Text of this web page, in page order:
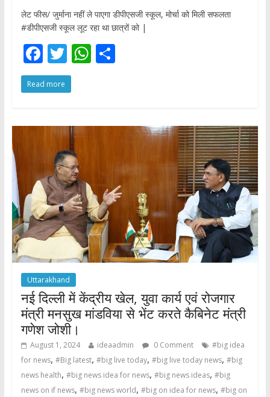
लेट फीस/ जुर्माना नहीं ले पाएगा डीपीएसजी स्कूल, मोर्चा को मिली सफलता
#डीपीएसजी स्कूल लूट रहा था छात्रों को |
F
ac
e
o
k
T
w
itt
W
A
p
S
Read more
Uttarakhand
नई दिल्ली में केंद्रीय खेल, युवा कार्य एवं रोजगार
मंत्री मनसुख मांडविया से भेंट करते कैबिनेट मंत्री
गणेश जोशी।
August 1, 2024 ideaadmin 0 Comment
#big idea
for news, #Big latest, #big live today, #big live today news, #big
news health, #big news idea for news, #big news ideas, #big
news on if news, #big news world, #big on idea for news, #big on